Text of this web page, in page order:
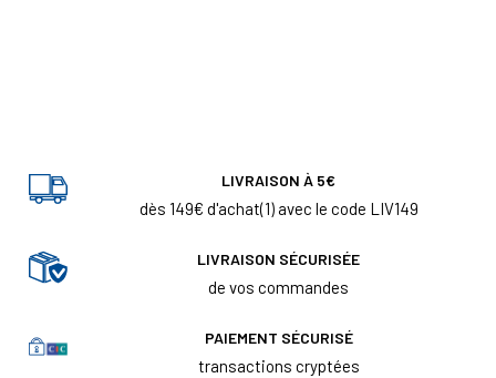
LIVRAISON À 5€
dès 149€ d'achat(1) avec le code LIV149
LIVRAISON SÉCURISÉE
de vos commandes
PAIEMENT SÉCURISÉ
transactions cryptées